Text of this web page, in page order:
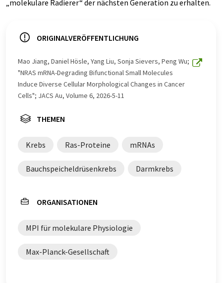
„molekulare Radierer“ der nächsten Generation zu erhalten.
ORIGINALVERÖFFENTLICHUNG
Mao Jiang, Daniel Hösle, Yang Liu, Sonja Sievers, Peng Wu;
"NRAS mRNA-Degrading Bifunctional Small Molecules
Induce Diverse Cellular Morphological Changes in Cancer
Cells"; JACS Au, Volume 6, 2026-5-11
THEMEN
Krebs Ras-Proteine mRNAs
Bauchspeicheldrüsenkrebs Darmkrebs
ORGANISATIONEN
MPI für molekulare Physiologie
Max-Planck-Gesellschaft